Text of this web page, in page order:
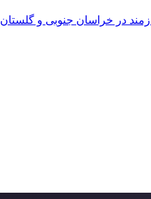
در خراسان جنوبی و گلستان